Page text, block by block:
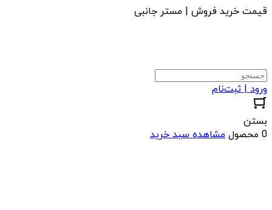
قیمت خرید فروش | مستر جانبی
ورود | ثبت‌نام
بستن
0 محصول
مشاهده سبد خرید